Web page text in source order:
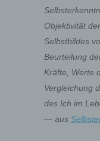
Objektivität
Selbstbildes
Beurteilung
Kräfte, Werte
Vergleichung
des Ich im
— aus